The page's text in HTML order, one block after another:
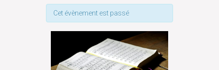
Cet évènement est passé